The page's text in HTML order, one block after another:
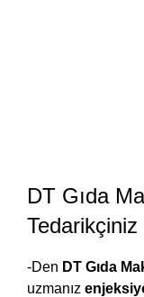
DT Gıda
Tedarikçiniz
-Den DT Gıda
uzmanız